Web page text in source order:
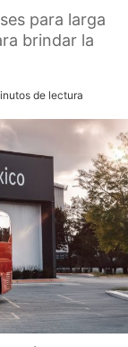
para larga
brindar la
de lectura